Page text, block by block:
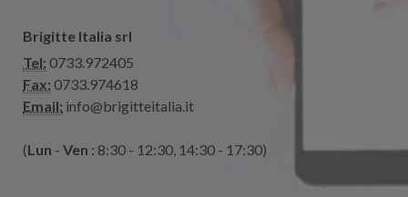
Brigitte Italia srl
Tel: 0733.972405
Fax: 0733.974618
Email: info@brigitteitalia.it
(Lun - Ven : 8:30 - 12:30, 14:30 - 17:30)